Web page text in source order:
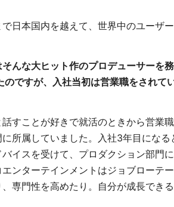
日本国内を越えて、世界中のユーザ
んな大ヒット作のプロデューサーを
のですが、入社当初は営業職をされて
すことが好きで就活のときから営業
に所属していました。入社3年目にな
イスを受けて、プロダクション部門
エンターテインメントはジョブローテ
専門性を高めたり。自分が成長でき